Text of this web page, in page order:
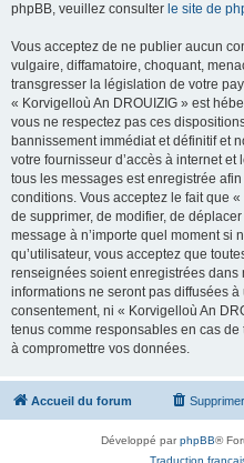
phpBB, veuillez consulter le site de
Vous acceptez de ne publier aucun
vulgaire, diffamatoire, choquant,
transgresser la législation de votre
« Korvigelloù An DROUIZIG » est
vous ne respectez pas ces
bannissement immédiat et définitif et
votre fournisseur d’accès à internet et
tous les messages est enregistrée
conditions. Vous acceptez le fait que
de supprimer, de modifier, de
message à n’importe quel moment si
qu’utilisateur, vous acceptez que
renseignées soient enregistrées
informations ne seront pas diffusées
consentement, ni « Korvigelloù An
tenus comme responsables en cas
à compromettre vos données.
Accueil du forum
Développé parphpBB®
Traduction